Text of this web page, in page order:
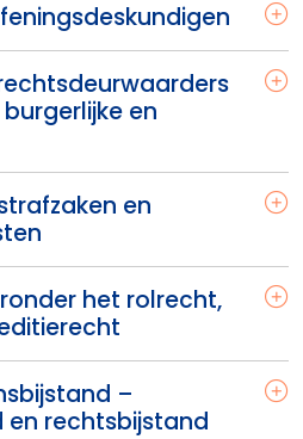
en
en
het rolrecht,
–
en rechtsbijstand